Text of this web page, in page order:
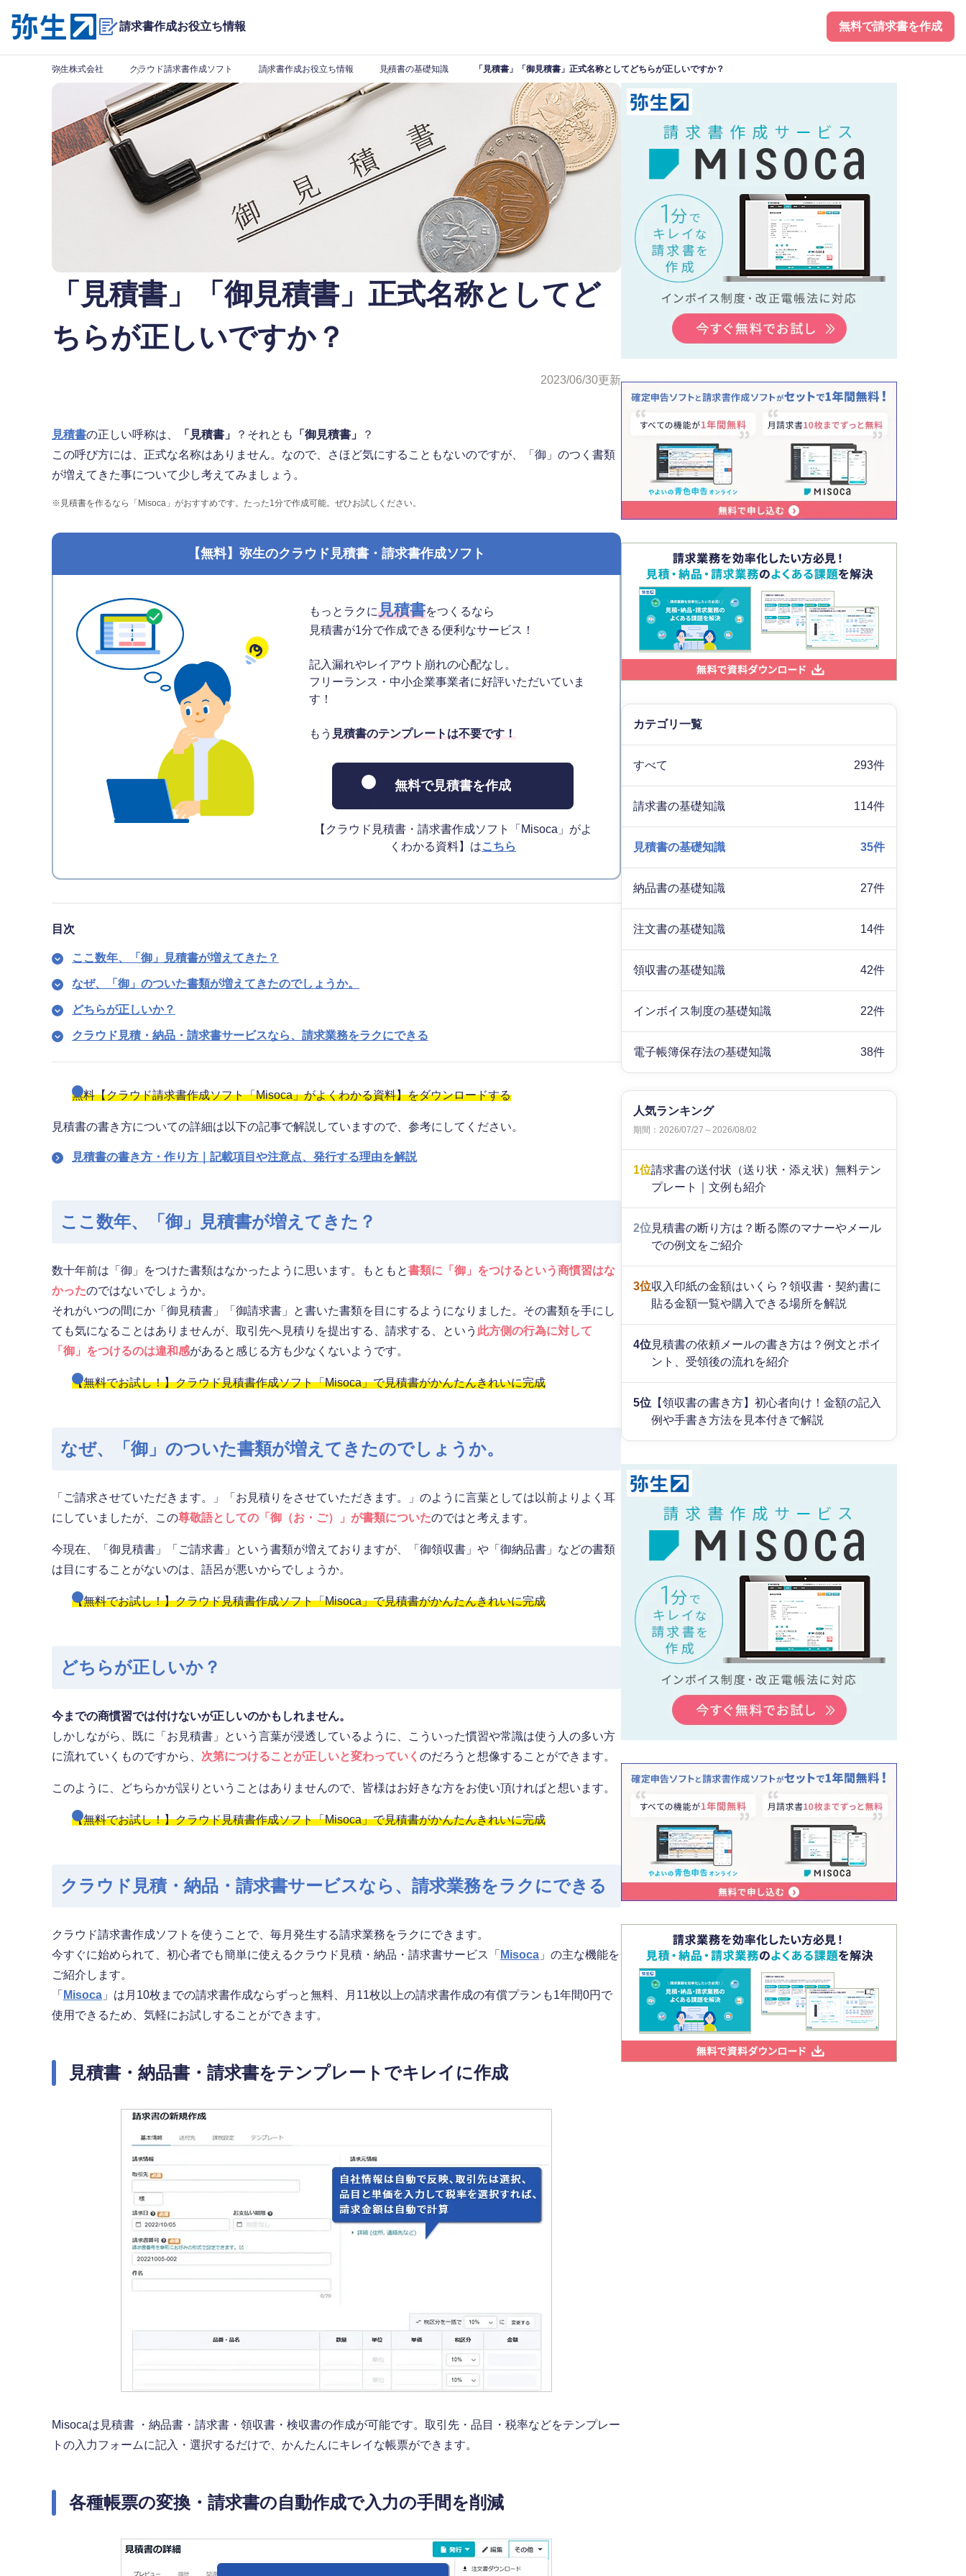
請求書作成お役立ち情報 無料で請求書を作成
弥生株式会社 クラウド請求書作成ソフト 請求書作成お役立ち情報 見積書の基礎知識 「見積書」「御見積書」正式名称としてどちらが正しいですか？
「見積書」「御見積書」正式名称としてど
ちらが正しいですか？
2023/06/30更新
見積書の正しい呼称は、 「見積書」 ？それとも 「御見積書」
？
この呼び方には、正式な名称はありません。なので、さほど気にすることもないのですが、「御」のつく書類
が増えてきた事について少し考えてみましょう。
※ 見積書を作るなら「Misoca」がおすすめです。たった1分で作成可能。ぜひお試しください。
【無料】弥生のクラウド見積書・請求書作成ソフト
もっとラクに見積書をつくるなら
見積書が1分で作成できる便利なサービス！
記入漏れやレイアウト崩れの心配なし。
フリーランス・中小企業事業者に好評いただいていま
す！
もう 見積書のテンプレートは不要です！
無料で見積書を作成
【クラウド見積書・請求書作成ソフト「Misoca」がよ
くわかる資料】はこちら
目次
ここ数年、「御」見積書が増えてきた？
なぜ、「御」のついた書類が増えてきたのでしょうか。
どちらが正しいか？
クラウド見積・納品・請求書サービスなら、請求業務をラクにできる
無料【クラウド請求書作成ソフト「Misoca」がよくわかる資料】をダウンロードする
見積書の書き方についての詳細は以下の記事で解説していますので、参考にしてください。
見積書の書き方・作り方｜記載項目や注意点、発行する理由を解説
ここ数年、「御」見積書が増えてきた？
数十年前は「御」をつけた書類はなかったように思います。もともと書類に「御」をつけるという商慣習はな
かったのではないでしょうか。
それがいつの間にか「御見積書」「御請求書」と書いた書類を目にするようになりました。その書類を手にし
ても気になることはありませんが、取引先へ見積りを提出する、請求する、という 此方側の行為に対して
「御」をつけるのは違和感があると感じる方も少なくないようです。
【無料でお試し！】クラウド見積書作成ソフト「Misoca」で見積書がかんたんきれいに完成
なぜ、「御」のついた書類が増えてきたのでしょうか。
「ご請求させていただきます。」「お見積りをさせていただきます。」のように言葉としては以前よりよく耳
にしていましたが、この尊敬語としての「御（お・ご）」が書類についたのではと考えます。
今現在、「御見積書」「ご請求書」という書類が増えておりますが、「御領収書」や「御納品書」などの書類
は目にすることがないのは、語呂が悪いからでしょうか。
【無料でお試し！】クラウド見積書作成ソフト「Misoca」で見積書がかんたんきれいに完成
どちらが正しいか？
今までの商慣習では付けないが正しいのかもしれません。
しかしながら、既に「お見積書」という言葉が浸透しているように、こういった慣習や常識は使う人の多い方
に流れていくものですから、 次第につけることが正しいと変わっていく のだろうと想像することができます。
このように、どちらかが誤りということはありませんので、皆様はお好きな方をお使い頂ければと想います。
【無料でお試し！】クラウド見積書作成ソフト「Misoca」で見積書がかんたんきれいに完成
クラウド見積・納品・請求書サービスなら、請求業務をラクにできる
クラウド請求書作成ソフトを使うことで、毎月発生する請求業務をラクにできます。
今すぐに始められて、初心者でも簡単に使えるクラウド見積・納品・請求書サービス「 Misoca 」の主な機能を
ご紹介します。
「 Misoca 」は月10枚までの請求書作成ならずっと無料、月11枚以上の請求書作成の有償プランも1年間0円で
使用できるため、気軽にお試しすることができます。
見積書・納品書・請求書をテンプレートでキレイに作成
Misocaは見積書 ・納品書・請求書・領収書・検収書の作成が可能です。取引先・品目・税率などをテンプレー
トの入力フォームに記入・選択するだけで、かんたんにキレイな帳票ができます。
各種帳票の変換・請求書の自動作成で入力の手間を削減
カテゴリ一覧
すべて 293件
請求書の基礎知識 114件
見積書の基礎知識 35件
納品書の基礎知識 27件
注文書の基礎知識 14件
領収書の基礎知識 42件
インボイス制度の基礎知識 22件
電子帳簿保存法の基礎知識 38件
人気ランキング
期間：2026/07/27～2026/08/02
1位請求書の送付状（送り状・添え状）無料テン
プレート｜文例も紹介
2位見積書の断り方は？断る際のマナーやメール
での例文をご紹介
3位収入印紙の金額はいくら？領収書・契約書に
貼る金額一覧や購入できる場所を解説
4位見積書の依頼メールの書き方は？例文とポイ
ント、受領後の流れを紹介
5位 【領収書の書き方】初心者向け！金額の記入
例や手書き方法を見本付きで解説